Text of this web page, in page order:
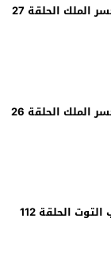
الحلقة 27
الحلقة 26
الحلقة 112